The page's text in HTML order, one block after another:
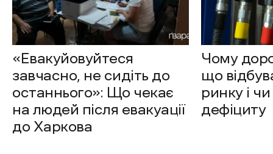
«Евакуйовуйтеся
завчасно, не сидіть до
останнього»: Що чекає
на людей після евакуації
до Харкова
Чому
що
ринку і
дефіциту